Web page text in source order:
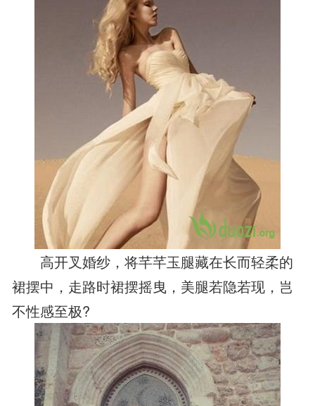
高开叉婚纱，将芊芊玉腿藏在长而轻柔的
裙摆中，走路时裙摆摇曳，美腿若隐若现，岂
不性感至极?